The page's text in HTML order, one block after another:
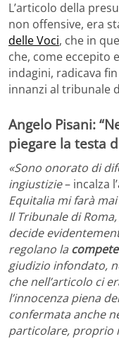
L’articolo della
non offensive, era
delle Voci, che in
che, come eccepito
indagini, radicava
innanzi al tribunale
Angelo Pisani:
piegare la testa
«Sono onorato di
ingiustizie– incalza
Equitalia mi farà
Il Tribunale di
decide
regolano la
giudizio infondato,
che nell’articolo ci
l’innocenza piena
confermata anche
particolare, proprio